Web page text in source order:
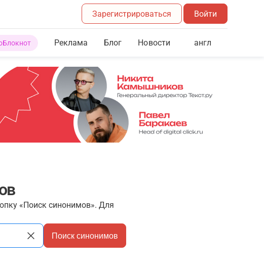
Зарегистрироваться Войти
Реклама Блог Новости англ
«Поиск синонимов». Для
Поиск синонимов